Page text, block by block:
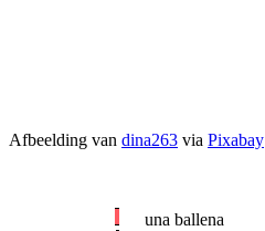
Afbeelding van dina263 via Pixabay
una ballena